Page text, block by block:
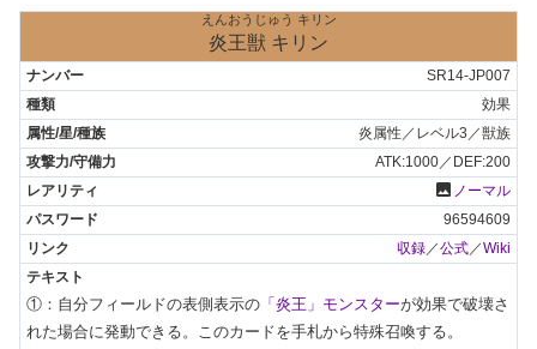
えんおうじゅう キリン
炎王獣 キリン
SR14-JP007
効果
炎属性／レベル3／獣族
ATK:1000／DEF:200
photo ノーマル
96594609
収録／公式／Wiki
①：自分フィールドの表側表示の 「炎王」モンスターが効果で破壊さ
れた場合に発動できる。このカードを手札から特殊召喚する。